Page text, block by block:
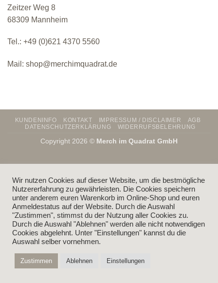
Zeitzer Weg 8
68309 Mannheim
Tel.: +49 (0)621 4370 5560
Mail: shop@merchimquadrat.de
KUNDENINFO KONTAKT IMPRESSUM / DISCLAIMER
AGB
DATENSCHUTZERKLÄRUNG
WIDERRUFSBELEHRUNG
Copyright 2026 © Merch im Quadrat GmbH
Wir nutzen Cookies auf dieser Website, um die bestmögliche
Nutzererfahrung zu gewährleisten. Die Cookies speichern
unter anderem euren Warenkorb im Online-Shop und euren
Anmeldestatus auf der Website. Durch die Auswahl
"Zustimmen", stimmst du der Nutzung aller Cookies zu.
Durch die Auswahl "Ablehnen" werden alle nicht notwendigen
Cookies abgelehnt. Unter "Einstellungen" kannst du die
Auswahl selber vornehmen.
Zustimmen Ablehnen Einstellungen